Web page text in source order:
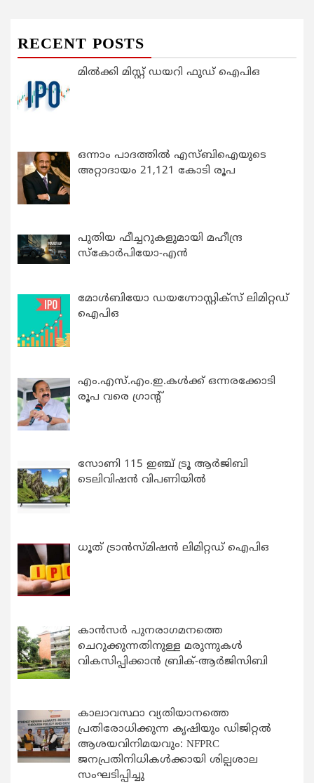
RECENT POSTS
മിൽക്കി മിസ്റ്റ് ഡയറി ഫുഡ് ഐപിഒ
ഒന്നാം പാദത്തിൽ എസ്ബിഐയുടെ
അറ്റാദായം 21,121 കോടി രൂപ
പുതിയ ഫീച്ചറുകളുമായി മഹീന്ദ്ര
സ്കോർപിയോ-എൻ
മോൾബിയോ ഡയഗ്നോസ്റ്റിക്സ് ലിമിറ്റഡ്
ഐപിഒ
എം.എസ്.എം.ഇ.കൾക്ക് ഒന്നരക്കോടി
രൂപ വരെ ഗ്രാന്റ്
സോണി 115 ഇഞ്ച് ട്രൂ ആർജിബി
ടെലിവിഷൻ വിപണിയിൽ
ധൂത് ട്രാൻസ്മിഷൻ ലിമിറ്റഡ് ഐപിഒ
കാന്‍സര്‍ പുനരാഗമനത്തെ
ചെറുക്കുന്നതിനുള്ള മരുന്നുകള്‍
വികസിപ്പിക്കാന്‍ ബ്രിക്-ആര്‍ജിസിബി
കാലാവസ്ഥാ വ്യതിയാനത്തെ
പ്രതിരോധിക്കുന്ന കൃഷിയും ഡിജിറ്റൽ
ആശയവിനിമയവും: NFPRC
ജനപ്രതിനിധികൾക്കായി ശില്പശാല
സംഘടിപ്പിച്ചു